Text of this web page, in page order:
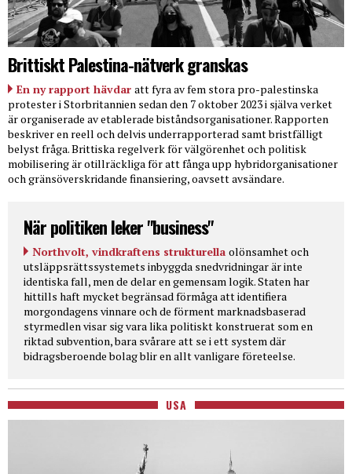
Brittiskt Palestina-nätverk granskas
En ny rapport hävdar att fyra av fem stora pro-palestinska
protester i Storbritannien sedan den 7 oktober 2023 i själva verket
är organiserade av etablerade biståndsorganisationer. Rapporten
beskriver en reell och delvis underrapporterad samt bristfälligt
belyst fråga. Brittiska regelverk för välgörenhet och politisk
mobilisering är otillräckliga för att fånga upp hybridorganisationer
och gränsöverskridande finansiering, oavsett avsändare.
När politiken leker "business"
Northvolt, vindkraftens strukturella olönsamhet och
utsläppsrättssystemets inbyggda snedvridningar är inte
identiska fall, men de delar en gemensam logik. Staten har
hittills haft mycket begränsad förmåga att identifiera
morgondagens vinnare och de förment marknadsbaserad
styrmedlen visar sig vara lika politiskt konstruerat som en
riktad subvention, bara svårare att se i ett system där
bidragsberoende bolag blir en allt vanligare företeelse.
USA